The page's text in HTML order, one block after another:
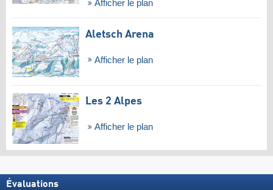
Afficher le plan
Aletsch Arena
Afficher le plan
Les 2 Alpes
Afficher le plan
Évaluations